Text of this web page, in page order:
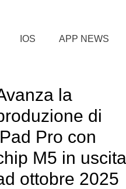
IOS APP NEWS
la
di
Pro con
M5 in uscita
ottobre 2025